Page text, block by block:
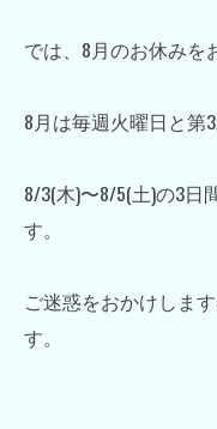
では、8月のお休みを
8月は毎週火曜日と第
8/3(木)〜8/5(土)の3日
す。
ご迷惑をおかけしま
す。